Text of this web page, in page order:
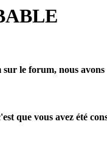
sur le forum, nous
que vous avez été